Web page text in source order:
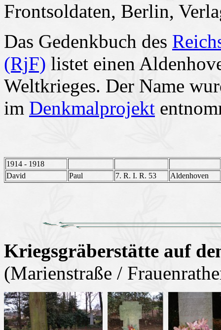
Frontsoldaten, Berlin,
Das Gedenkbuch des
(RjF) listet einen
Weltkrieges. Der Name
im Denkmalprojekt
1914 - 1918
David
Paul 7. R. I. R. 53 Aldenhoven
Kriegsgräberstätte auf
(Marienstraße /